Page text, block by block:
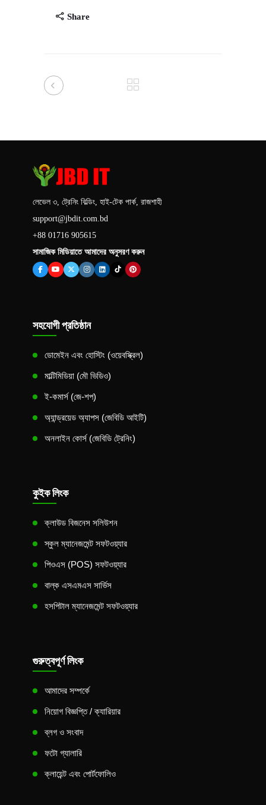
Share
লেভেল ৩, ট্রেনিং বিল্ডিং, হাই-টেক পার্ক, রাজশাহী
support@jbdit.com.bd
+88 01716 905615
সামাজিক মিডিয়াতে আমাদের অনুসরণ করুন
সহযোগী প্রতিষ্ঠান
ডোমেইন এবং হোস্টিং (ওয়েবস্ক্রিল)
মাল্টিমিডিয়া (মৌ ভিডিও)
ই-কমার্স (জে-শপ)
অ্যান্ড্রয়েড অ্যাপস (জেবিডি আইটি)
অনলাইন কোর্স (জেবিডি ট্রেনিং)
কুইক লিংক
ক্লাউড বিজনেস সলিউশন
স্কুল ম্যানেজমেন্ট সফটওয়্যার
পিওএস (POS) সফটওয়্যার
বাল্ক এসএমএস সার্ভিস
হসপিটাল ম্যানেজমেন্ট সফটওয়্যার
গুরুত্বপূর্ণ লিংক
আমাদের সম্পর্কে
নিয়োগ বিজ্ঞপ্তি / ক্যারিয়ার
ব্লগ ও সংবাদ
ফটো গ্যালারি
ক্লায়েন্ট এবং পোর্টফোলিও